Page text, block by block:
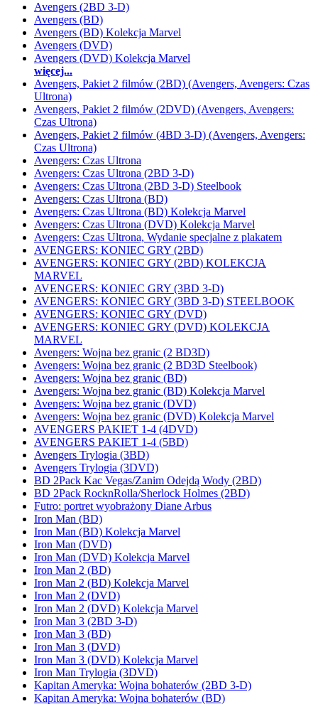
Avengers (2BD 3-D)
Avengers (BD)
Avengers (BD) Kolekcja Marvel
Avengers (DVD)
Avengers (DVD) Kolekcja Marvel
więcej...
Avengers, Pakiet 2 filmów (2BD) (Avengers, Avengers: Czas
Ultrona)
Avengers, Pakiet 2 filmów (2DVD) (Avengers, Avengers:
Czas Ultrona)
Avengers, Pakiet 2 filmów (4BD 3-D) (Avengers, Avengers:
Czas Ultrona)
Avengers: Czas Ultrona
Avengers: Czas Ultrona (2BD 3-D)
Avengers: Czas Ultrona (2BD 3-D) Steelbook
Avengers: Czas Ultrona (BD)
Avengers: Czas Ultrona (BD) Kolekcja Marvel
Avengers: Czas Ultrona (DVD) Kolekcja Marvel
Avengers: Czas Ultrona, Wydanie specjalne z plakatem
AVENGERS: KONIEC GRY (2BD)
AVENGERS: KONIEC GRY (2BD) KOLEKCJA
MARVEL
AVENGERS: KONIEC GRY (3BD 3-D)
AVENGERS: KONIEC GRY (3BD 3-D) STEELBOOK
AVENGERS: KONIEC GRY (DVD)
AVENGERS: KONIEC GRY (DVD) KOLEKCJA
MARVEL
Avengers: Wojna bez granic (2 BD3D)
Avengers: Wojna bez granic (2 BD3D Steelbook)
Avengers: Wojna bez granic (BD)
Avengers: Wojna bez granic (BD) Kolekcja Marvel
Avengers: Wojna bez granic (DVD)
Avengers: Wojna bez granic (DVD) Kolekcja Marvel
AVENGERS PAKIET 1-4 (4DVD)
AVENGERS PAKIET 1-4 (5BD)
Avengers Trylogia (3BD)
Avengers Trylogia (3DVD)
BD 2Pack Kac Vegas/Zanim Odejdą Wody (2BD)
BD 2Pack RocknRolla/Sherlock Holmes (2BD)
Futro: portret wyobrażony Diane Arbus
Iron Man (BD)
Iron Man (BD) Kolekcja Marvel
Iron Man (DVD)
Iron Man (DVD) Kolekcja Marvel
Iron Man 2 (BD)
Iron Man 2 (BD) Kolekcja Marvel
Iron Man 2 (DVD)
Iron Man 2 (DVD) Kolekcja Marvel
Iron Man 3 (2BD 3-D)
Iron Man 3 (BD)
Iron Man 3 (DVD)
Iron Man 3 (DVD) Kolekcja Marvel
Iron Man Trylogia (3DVD)
Kapitan Ameryka: Wojna bohaterów (2BD 3-D)
Kapitan Ameryka: Wojna bohaterów (BD)